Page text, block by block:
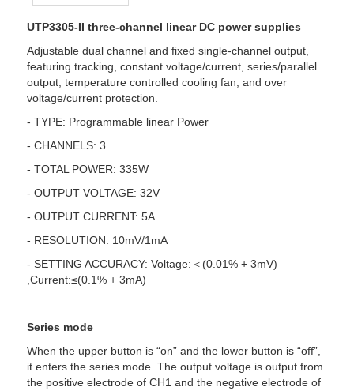
UTP3305-II three-channel linear DC power supplies
Adjustable dual channel and fixed single-channel output,
featuring tracking, constant voltage/current, series/parallel
output, temperature controlled cooling fan, and over
voltage/current protection.
- TYPE: Programmable linear Power
- CHANNELS: 3
- TOTAL POWER: 335W
- OUTPUT VOLTAGE: 32V
- OUTPUT CURRENT: 5A
- RESOLUTION: 10mV/1mA
- SETTING ACCURACY: Voltage:＜(0.01% + 3mV)
,Current:≤(0.1% + 3mA)
Series mode
When the upper button is “on” and the lower button is “off”,
it enters the series mode. The output voltage is output from
the positive electrode of CH1 and the negative electrode of